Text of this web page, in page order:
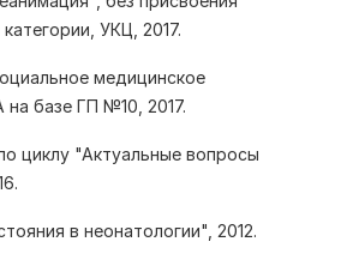
УКЦ, 2017.
медицинское
на базе ГП №10, 2017.
циклу "Актуальные вопросы
в неонатологии", 2012.